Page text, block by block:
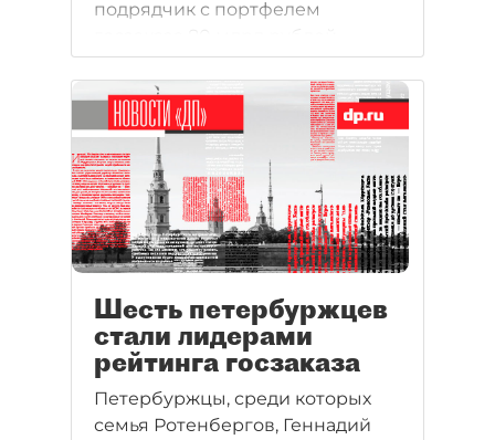
подрядчик с портфелем
возвращается на петербургский
рынок. Это связывают с
позицией городских властей.
Шесть петербуржцев
стали лидерами
рейтинга госзаказа
Петербуржцы, среди которых
семья Ротенбергов, Геннадий